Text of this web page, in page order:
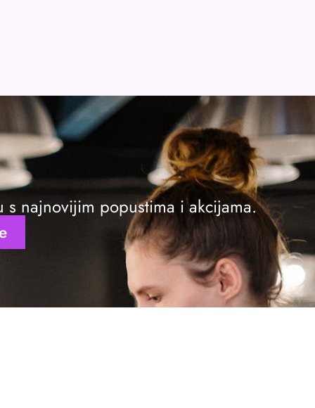
s najnovijim popustima i akcijama.